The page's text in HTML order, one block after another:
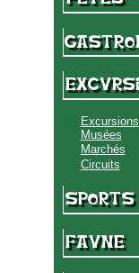
Excursions
Musées
Marchés
Circuits